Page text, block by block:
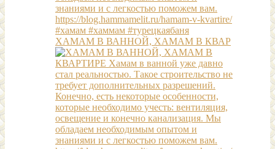
ХАМАМ В ВАННОЙ, ХАМАМ В КВАР